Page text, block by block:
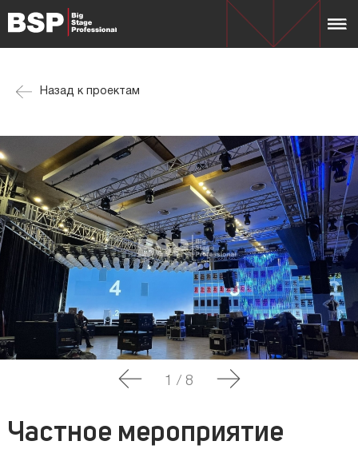
Назад к проектам
1 / 8
Частное мероприятие